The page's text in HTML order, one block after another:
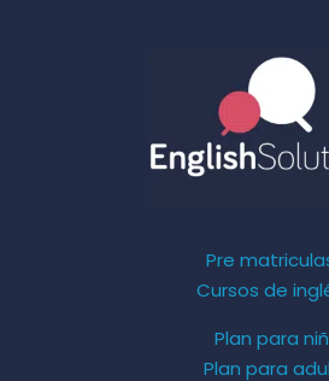
Pre
Cursos de
Plan para
Plan para